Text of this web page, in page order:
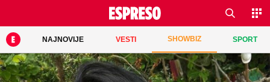
NAJNOVIJE VESTI SHOWBIZ SPORT